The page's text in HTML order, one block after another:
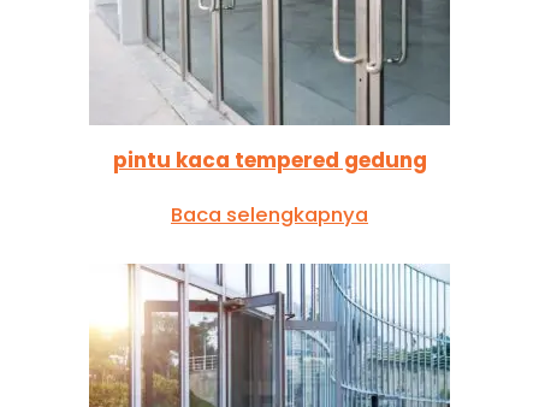
pintu kaca tempered gedung
Baca selengkapnya